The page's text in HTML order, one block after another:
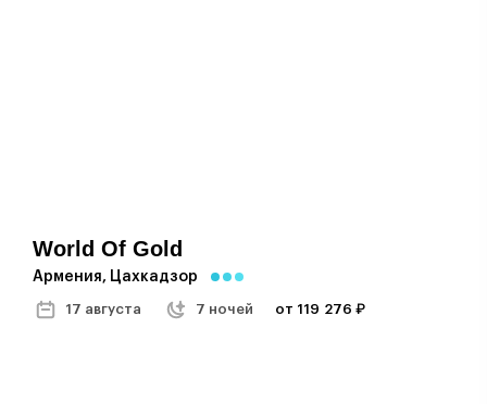
World Of Gold
Армения, Цахкадзор
17 августа 7 ночей от 119 276 ₽